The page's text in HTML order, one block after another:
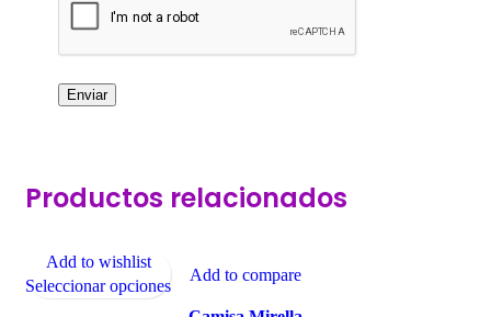
Productos relacionados
Add to compare
Add to wishlist
Seleccionar opciones